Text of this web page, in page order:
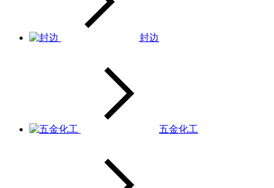
封边
五金化工